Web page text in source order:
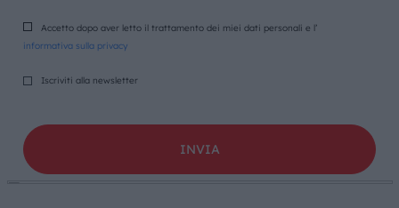
Accetto dopo aver letto il trattamento dei miei dati personali e l’
informativa sulla privacy
Iscriviti alla newsletter